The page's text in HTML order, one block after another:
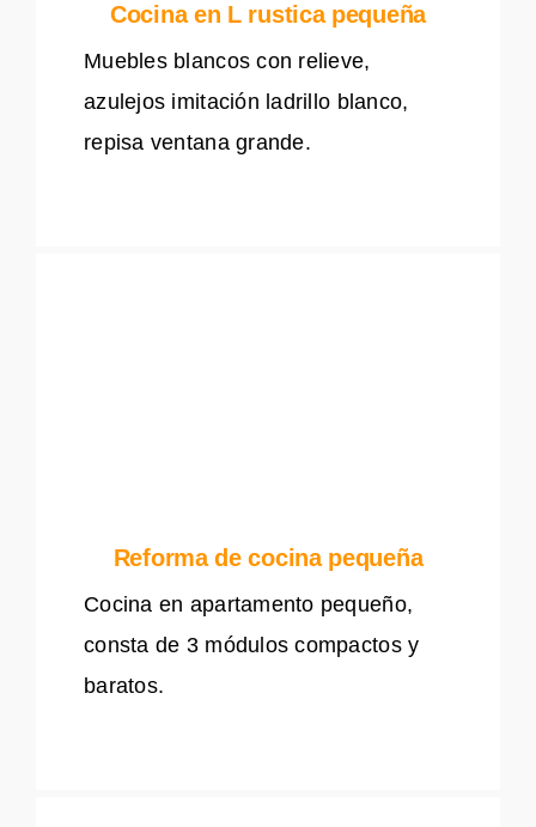
Cocina en L rustica pequeña
Muebles blancos con relieve,
azulejos imitación ladrillo blanco,
repisa ventana grande.
Reforma de cocina pequeña
Cocina en apartamento pequeño,
consta de 3 módulos compactos y
baratos.